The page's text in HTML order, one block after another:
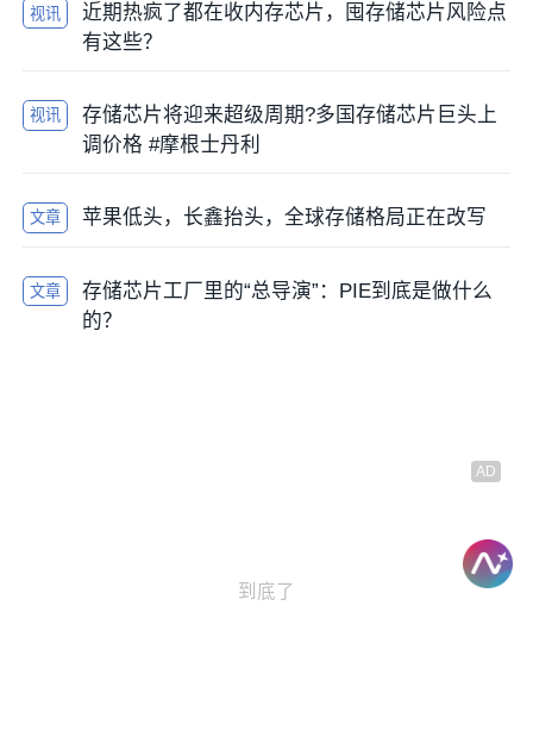
视讯
近期热疯了都在收内存芯片，囤存储芯片风险点
有这些？
视讯
存储芯片将迎来超级周期?多国存储芯片巨头上
调价格 #摩根士丹利
文章 苹果低头，长鑫抬头，全球存储格局正在改写
文章
存储芯片工厂里的“总导演”：PIE到底是做什么
的？